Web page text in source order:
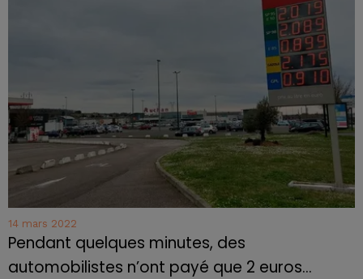
14 mars 2022
Pendant quelques minutes, des
automobilistes n’ont payé que 2 euros...